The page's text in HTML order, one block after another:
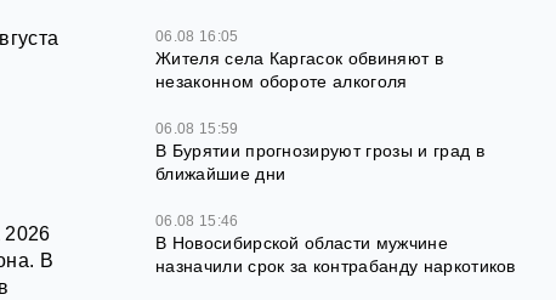
2026
В
06.08 16:05
Жителя села Каргасок обвиняют в
незаконном обороте алкоголя
06.08 15:59
В Бурятии прогнозируют грозы и град в
ближайшие дни
06.08 15:46
В Новосибирской области мужчине
назначили срок за контрабанду наркотиков